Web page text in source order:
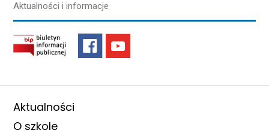
Aktualności i informacje
Aktualności
O szkole